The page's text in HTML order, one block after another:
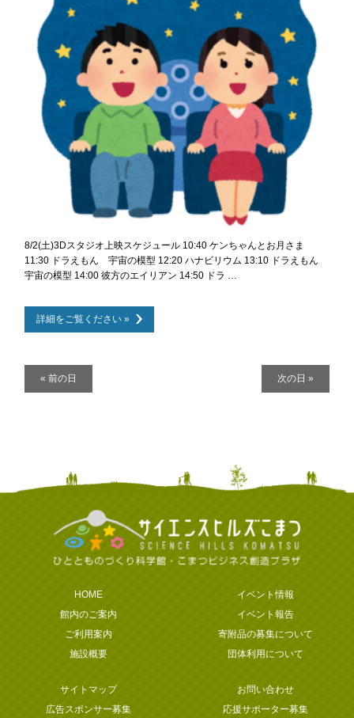
8/2(土)3Dスタジオ上映スケジュール 10:40 ケンちゃんとお月さま
11:30 ドラえもん 宇宙の模型 12:20 ハナビリウム 13:10 ドラえもん
宇宙の模型 14:00 彼方のエイリアン 14:50 ドラ …
詳細をご覧ください »
ナ
« 前の日 次の日 »
HOME
イベント情報
館内のご案内
イベント報告
ご利用案内
寄附品の募集について
施設概要
団体利用について
サイトマップ
お問い合わせ
広告スポンサー募集
応援サポーター募集